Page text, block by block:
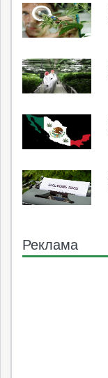
Реклама